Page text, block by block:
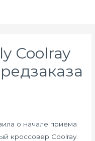
Coolray
о начале приема
кроссовер Coolray.